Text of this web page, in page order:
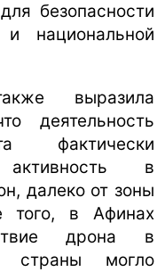
безопасности
и национальной
выразила
деятельность
фактически
в
далеко от зоны
того, в Афинах
дрона в
страны могло